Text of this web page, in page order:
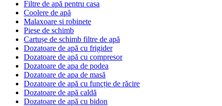
Filtre de apă pentru casa
Coolere de apă
Malaxoare si robinete
Piese de schimb
Cartușe de schimb filtre de apă
Dozatoare de apă cu frigider
Dozatoare de apă cu compresor
Dozatoare de apa de podea
Dozatoare de apa de masă
Dozatoare de apă cu funcție de răcire
Dozatoare de apă caldă
Dozatoare de apă cu bidon